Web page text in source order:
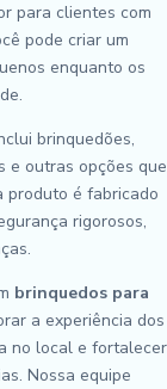
para clientes com
pode criar um
enquanto os
brinquedões,
e outras opções que
produto é fabricado
rigorosos,
brinquedos para
a experiência dos
no local e fortalecer
Nossa equipe